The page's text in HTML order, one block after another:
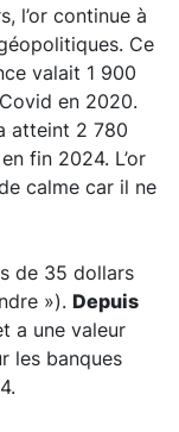
l’or continue à
Ce
valait 1 900
en 2020.
atteint 2 780
fin 2024. L’or
calme car il ne
de 35 dollars
»). Depuis
a une valeur
les banques